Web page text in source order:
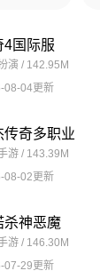
4国际服
演 / 142.95M
08-04更新
传奇多职业
游 / 143.39M
08-02更新
杀神恶魔
游 / 146.30M
07-29更新